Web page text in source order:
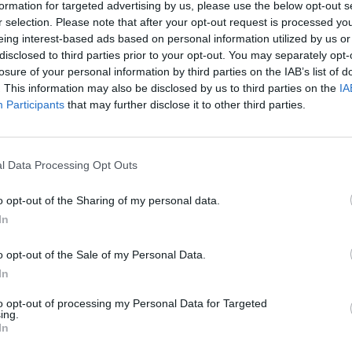
for targeted advertising by us, please use the below opt-out
selection. Please note that after your opt-out request is processed
interest-based ads based on personal information utilized by us
to third parties prior to your opt-out. You may separately
of your personal information by third parties on the IAB’s list of
This information may also be disclosed by us to third parties on the
Participants that may further disclose it to other third parties.
Data Processing Opt Outs
opt-out of the Sharing of my personal data.
opt-out of the Sale of my Personal Data.
opt-out of processing my Personal Data for Targeted
przyzywano wstawiennictwa św. Franciszka z
„Ty, który jako nieuzbrojony przekroczyłeś
mosty tam, gdzie świat wznosi granice. W
się, abyśmy stali się budowniczymi pokoju:
który pochodzi od Chrystusa”.
uświetnione śpiewami w wykonaniu Chóru
Voitovycha (Ukraina).
tu dla Ciebie!
z życia Kościoła w Polsce i na świecie.